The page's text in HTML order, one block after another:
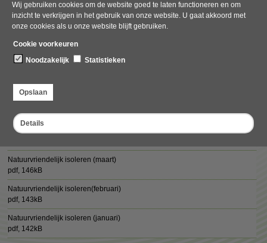
Wij gebruiken cookies om de website goed te laten functioneren en om
inzicht te verkrijgen in het gebruik van onze website. U gaat akkoord met
onze cookies als u onze website blijft gebruiken.
Cookie voorkeuren
Noodzakelijk
Statistieken
Opslaan
Details
Natuurvriendelijk isoleren (juni)
pdf, 137kB
Natuurvriendelijk isoleren (april)
Natuurvriendelijk isoleren (maart)
pdf, 146kB
Natuurvriendelijk isoleren(februari)
pdf, 143kB
Natuurvriendelijk isoleren (januari)
pdf, 142kB